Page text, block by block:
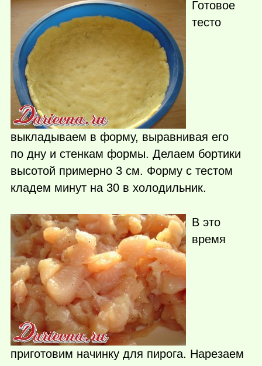
Готовое
тесто
выкладываем в форму, выравнивая его
по дну и стенкам формы. Делаем бортики
высотой примерно 3 см. Форму с тестом
кладем минут на 30 в холодильник.
В это
время
приготовим начинку для пирога. Нарезаем